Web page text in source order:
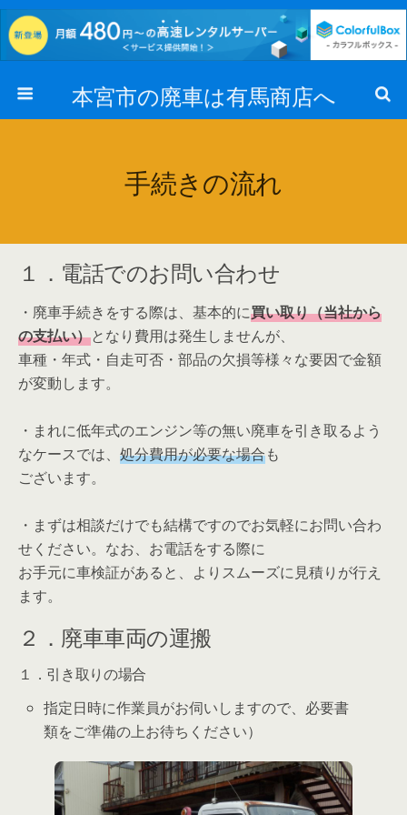
本宮市の廃車は有馬商店へ
手続きの流れ
１．電話でのお問い合わせ
・廃車手続きをする際は、基本的に買い取り（当社から
の支払い）となり費用は発生しませんが、
車種・年式・自走可否・部品の欠損等様々な要因で金額
が変動します。
・まれに低年式のエンジン等の無い廃車を引き取るよう
なケースでは、 処分費用が必要な場合も
ございます。
・まずは相談だけでも結構ですのでお気軽にお問い合わ
せください。なお、お電話をする際に
お手元に車検証があると、よりスムーズに見積りが行え
ます。
２．廃車車両の運搬
１．引き取りの場合
指定日時に作業員がお伺いしますので、必要書
類をご準備の上お待ちください）